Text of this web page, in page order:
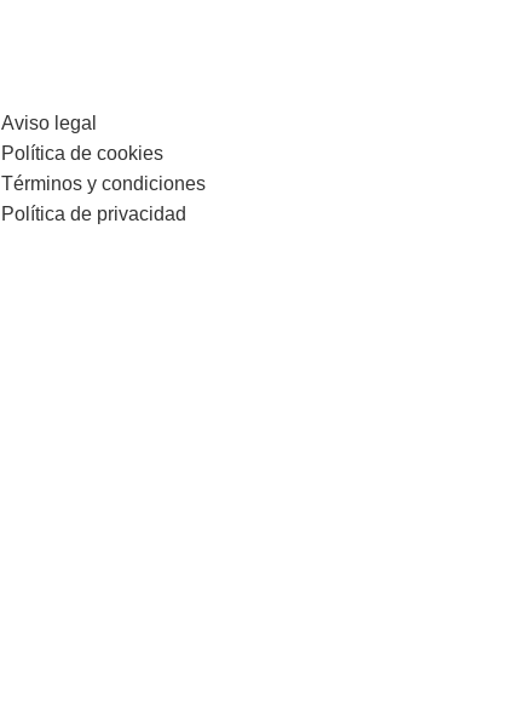
Aviso legal
Política de cookies
Términos y condiciones
Política de privacidad